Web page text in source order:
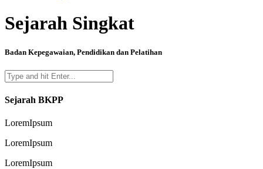
Sejarah Singkat
Badan Kepegawaian, Pendidikan dan Pelatihan
Sejarah BKPP
LoremIpsum
LoremIpsum
LoremIpsum